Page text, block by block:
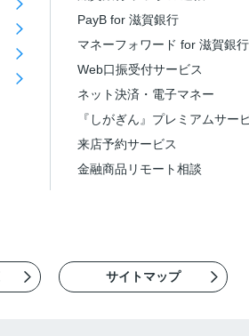
PayB for 滋賀銀行
マネーフォワード for 滋賀銀行
Web口振受付サービス
ネット決済・電子マネー
『しがぎん』プレミアムサー
来店予約サービス
金融商品リモート相談
サイトマップ